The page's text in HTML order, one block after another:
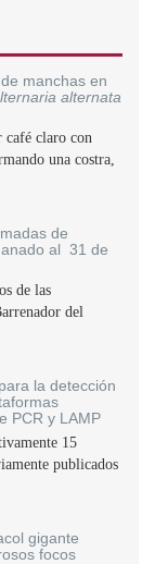
manchas en
alternata
café claro con
una costra,
de
al 31 de
de las
del
la detección
PCR y LAMP
15
publicados
gigante
focos